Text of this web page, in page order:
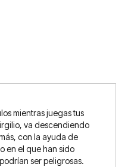
mientras juegas tus
va descendiendo
con la ayuda de
en el que han sido
ser peligrosas.